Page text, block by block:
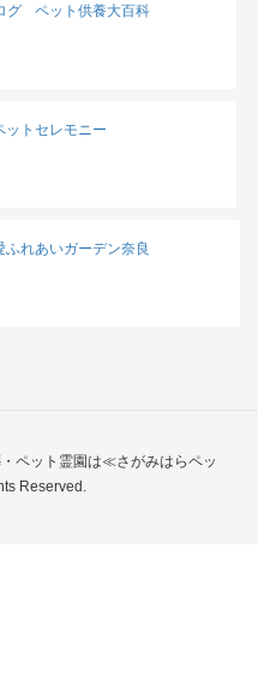
グ ペット供養大百科
ットセレモニー
ふれあいガーデン奈良
ペット霊園は≪さがみはらペッ
Reserved.